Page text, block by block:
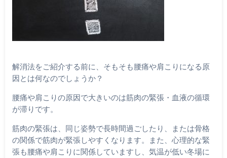
解消法をご紹介する前に、そもそも腰痛や肩こりになる原
因とは何なのでしょうか？
腰痛や肩こりの原因で大きいのは筋肉の緊張・血液の循環
が滞りです。
筋肉の緊張は、同じ姿勢で長時間過ごしたり、または骨格
の関係で筋肉が緊張しやすくなります。また、心理的な緊
張も腰痛や肩こりに関係していますし、気温が低い冬場に